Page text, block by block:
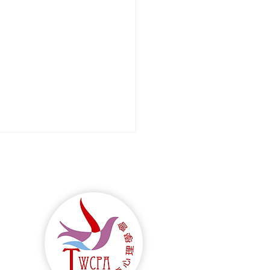
您好： 依據學會
最新決議， 若您有諮商
關課程、活動或徵稿徵才等
希望在此平台宣傳，請來信